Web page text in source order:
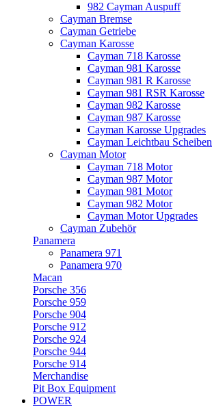
982 Cayman Auspuff
Cayman Bremse
Cayman Getriebe
Cayman Karosse
Cayman 718 Karosse
Cayman 981 Karosse
Cayman 981 R Karosse
Cayman 981 RSR Karosse
Cayman 982 Karosse
Cayman 987 Karosse
Cayman Karosse Upgrades
Cayman Leichtbau Scheiben
Cayman Motor
Cayman 718 Motor
Cayman 987 Motor
Cayman 981 Motor
Cayman 982 Motor
Cayman Motor Upgrades
Cayman Zubehör
Panamera
Panamera 971
Panamera 970
Macan
Porsche 356
Porsche 959
Porsche 904
Porsche 912
Porsche 924
Porsche 944
Porsche 914
Merchandise
Pit Box Equipment
POWER